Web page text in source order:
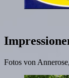
Fotos von